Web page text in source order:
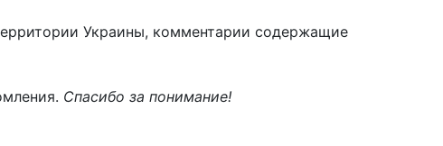
Украины, комментарии содержащие
Спасибо за понимание!